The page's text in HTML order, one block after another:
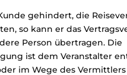
gehindert, die
so kann er das
Person übertragen. Die
ist dem Veranstalter
im Wege des